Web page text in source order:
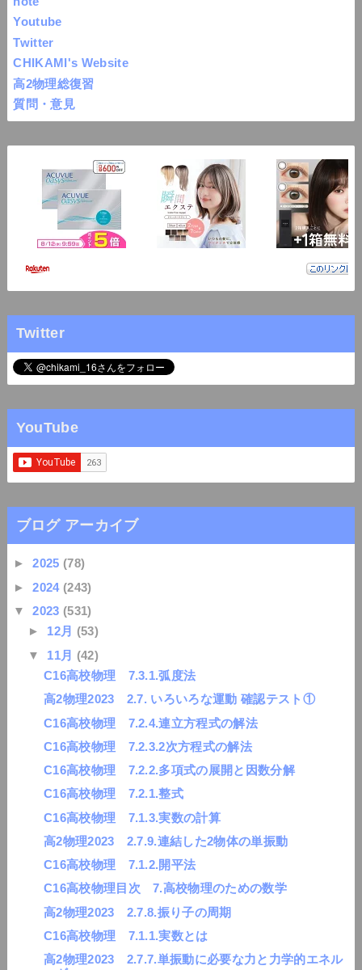
Youtube
Twitter
CHIKAMI's Website
高2物理総復習
質問・意見
Twitter
YouTube
ブログ アーカイブ
►2025 (78)
►2024 (243)
▼2023 (531)
► 12月 (53)
▼ 11月 (42)
C16高校物理 7.3.1.弧度法
高2物理2023 2.7. いろいろな運動 確認テスト①
C16高校物理 7.2.4.連立方程式の解法
C16高校物理 7.2.3.2次方程式の解法
C16高校物理 7.2.2.多項式の展開と因数分解
C16高校物理 7.2.1.整式
C16高校物理 7.1.3.実数の計算
高2物理2023 2.7.9.連結した2物体の単振動
C16高校物理 7.1.2.開平法
C16高校物理目次 7.高校物理のための数学
高2物理2023 2.7.8.振り子の周期
C16高校物理 7.1.1.実数とは
高2物理2023 2.7.7.単振動に必要な力と力学的エネル